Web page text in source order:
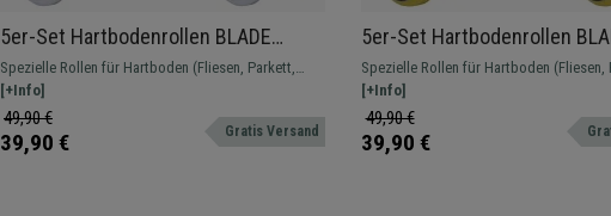
5er-Set Hartbodenrollen BLADE
11x50 mm, Gummibeschichtung,
Farbe Weiß
Spezielle Rollen für Hartboden (Fliesen, Parkett,
usw.). Die praktische Gummibeschichtung verhindert
Kratzer und Schlieren
[+Info]
49,90 €
39,90 € Gratis Versand
5er-Set Hartbodenrollen
11x50 mm,
Farbe Gelb
Spezielle Rollen für Hartboden (Fliesen,
usw.). Die praktische
Kratzer und Schlieren
[+Info]
49,90 €
39,90 €